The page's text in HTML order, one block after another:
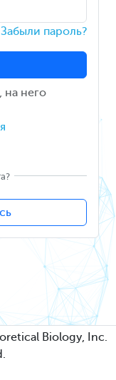
Забыли пароль?
на него
Biology, Inc.